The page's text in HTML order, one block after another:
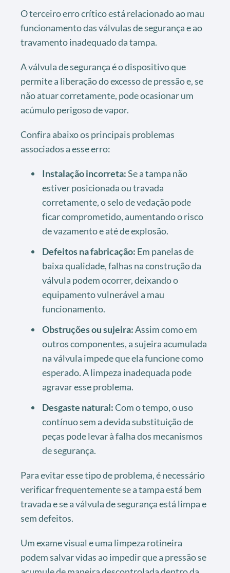
O terceiro erro crítico está relacionado ao mau
funcionamento das válvulas de segurança e ao
travamento inadequado da tampa.
A válvula de segurança é o dispositivo que
permite a liberação do excesso de pressão e, se
não atuar corretamente, pode ocasionar um
acúmulo perigoso de vapor.
Confira abaixo os principais problemas
associados a esse erro:
Instalação incorreta:Se a tampa não
estiver posicionada ou travada
corretamente, o selo de vedação pode
ficar comprometido, aumentando o risco
de vazamento e até de explosão.
Defeitos na fabricação: Em panelas de
baixa qualidade, falhas na construção da
válvula podem ocorrer, deixando o
equipamento vulnerável a mau
funcionamento.
Obstruções ou sujeira:Assim como em
outros componentes, a sujeira acumulada
na válvula impede que ela funcione como
esperado. A limpeza inadequada pode
agravar esse problema.
Desgaste natural:Com o tempo, o uso
contínuo sem a devida substituição de
peças pode levar à falha dos mecanismos
de segurança.
Para evitar esse tipo de problema, é necessário
verificar frequentemente se a tampa está bem
travada e se a válvula de segurança está limpa e
sem defeitos.
Um exame visual e uma limpeza rotineira
podem salvar vidas ao impedir que a pressão se